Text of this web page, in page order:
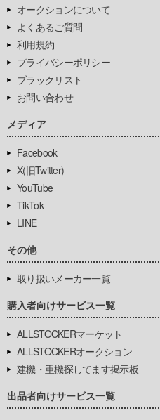
オークションについて
よくあるご質問
利用規約
プライバシーポリシー
ブラックリスト
お問い合わせ
メディア
Facebook
X(旧Twitter)
YouTube
TikTok
LINE
その他
取り扱いメーカー一覧
購入者向けサービス一覧
ALLSTOCKERマーケット
ALLSTOCKERオークション
建機・重機探してます掲示板
出品者向けサービス一覧